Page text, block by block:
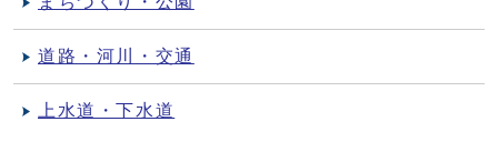
道路・河川・交通
上水道・下水道